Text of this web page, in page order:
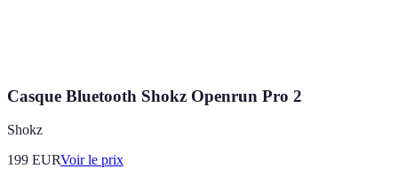
Casque Bluetooth Shokz Openrun Pro 2
Shokz
199 EURVoir le prix